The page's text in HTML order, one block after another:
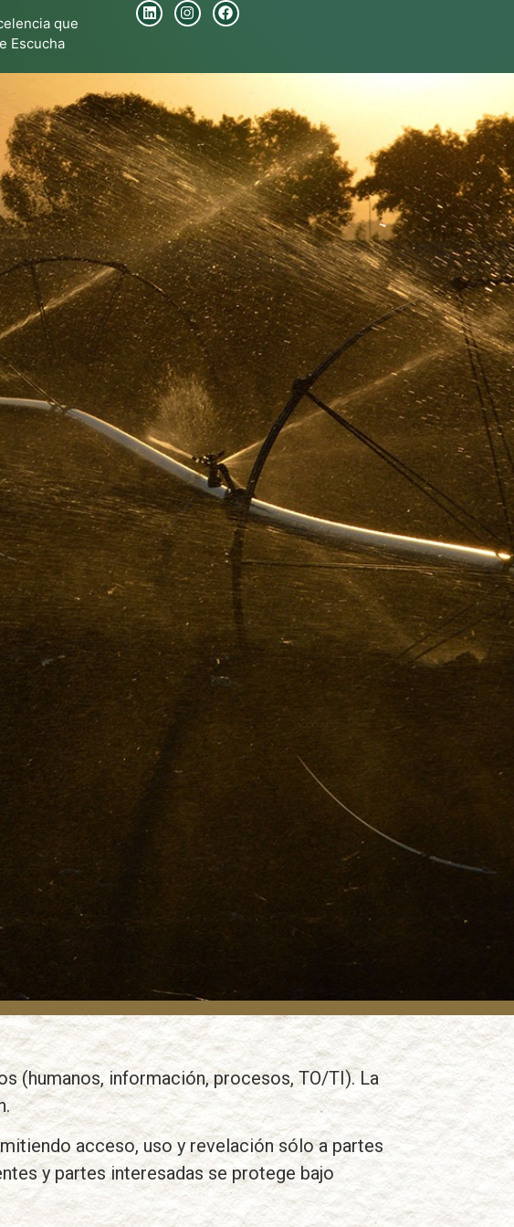
que
Escucha
(humanos, información, procesos, TO/TI). La
acceso, uso y revelación sólo a partes
y partes interesadas se protege bajo